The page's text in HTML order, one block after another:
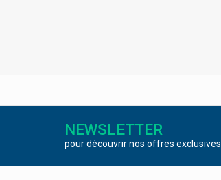
NEWSLETTER
pour découvrir nos offres exclusives